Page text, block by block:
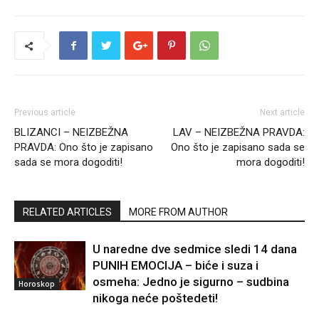
Previous article
BLIZANCI – NEIZBEŽNA
PRAVDA: Ono što je zapisano
sada se mora dogoditi!
Next article
LAV – NEIZBEŽNA PRAVDA:
Ono što je zapisano sada se
mora dogoditi!
RELATED ARTICLES MORE FROM AUTHOR
Horoskop
U naredne dve sedmice sledi 14 dana
PUNIH EMOCIJA – biće i suza i
osmeha: Jedno je sigurno – sudbina
nikoga neće poštedeti!